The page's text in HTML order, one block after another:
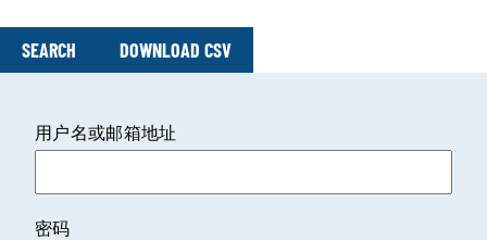
SEARCH DOWNLOAD CSV
用户名或邮箱地址
密码